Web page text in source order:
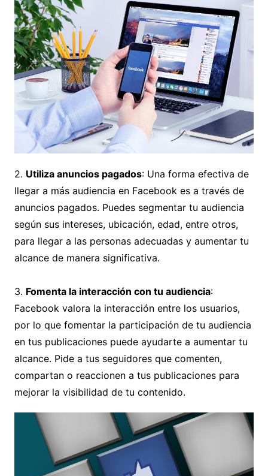
2. Utiliza anuncios pagados: Una forma efectiva de
llegar a más audiencia en Facebook es a través de
anuncios pagados. Puedes segmentar tu audiencia
según sus intereses, ubicación, edad, entre otros,
para llegar a las personas adecuadas y aumentar tu
alcance de manera significativa.
3. Fomenta la interacción con tu audiencia:
Facebook valora la interacción entre los usuarios,
por lo que fomentar la participación de tu audiencia
en tus publicaciones puede ayudarte a aumentar tu
alcance. Pide a tus seguidores que comenten,
compartan o reaccionen a tus publicaciones para
mejorar la visibilidad de tu contenido.